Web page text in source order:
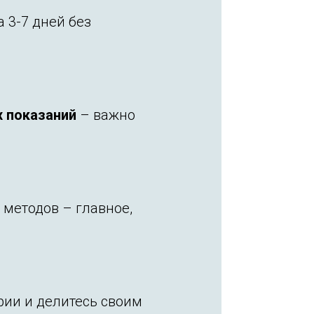
3-7 дней без
– важно
– главное,
и делитесь своим